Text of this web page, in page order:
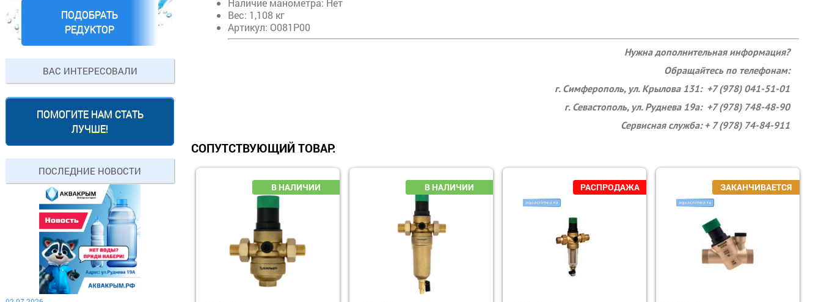
Наличие манометра: Нет
Вес: 1,108 кг
Артикул: О081Р00
Нужна дополнительная информация?
Обращайтесь по телефонам:
г. Симферополь, ул. Крылова 131: +7 (978) 041-51-01
г. Севастополь, ул. Руднева 19а: +7 (978) 748-48-90
Сервисная служба: + 7 (978) 74-84-911
СОПУТСТВУЮЩИЙ ТОВАР:
ПОДОБРАТЬ
РЕДУКТОР
ВАС ИНТЕРЕСОВАЛИ
ПОМОГИТЕ НАМ СТАТЬ
ЛУЧШЕ!
ПОСЛЕДНИЕ НОВОСТИ